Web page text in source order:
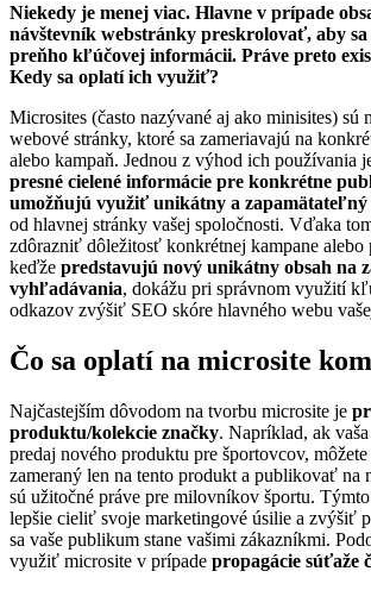
Niekedy je menej viac. Hlavne v prípade
návštevník webstránky preskrolovať, aby
preňho kľúčovej informácii. Práve preto
Kedy sa oplatí ich využiť?
Microsites (často nazývané aj ako minisites) sú
webové stránky, ktoré sa zameriavajú na
alebo kampaň. Jednou z výhod ich používania
presné cielené informácie pre konkrétne
umožňujú využiť unikátny a zapamätateľný
od hlavnej stránky vašej spoločnosti. Vďaka
zdôrazniť dôležitosť konkrétnej kampane alebo
keďže predstavujú nový unikátny obsah na
vyhľadávania, dokážu pri správnom využití
odkazov zvýšiť SEO skóre hlavného webu
Čo sa oplatí na microsite
Najčastejším dôvodom na tvorbu microsite je
produktu/kolekcie značky. Napríklad, ak
predaj nového produktu pre športovcov,
zameraný len na tento produkt a publikovať na
sú užitočné práve pre milovníkov športu.
lepšie cieliť svoje marketingové úsilie a zvýšiť
sa vaše publikum stane vašimi zákazníkmi.
využiť microsite v prípade propagácie súťaže